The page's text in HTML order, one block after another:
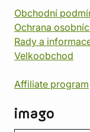
Obchodní
Ochrana
Rady a
Velkoobchod
Affiliate program
imago